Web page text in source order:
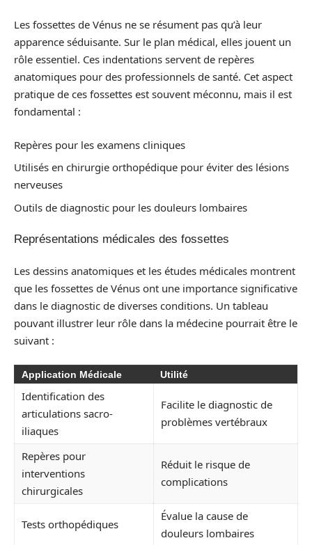
Les fossettes de Vénus ne se résument pas qu’à leur
apparence séduisante. Sur le plan médical, elles jouent un
rôle essentiel. Ces indentations servent de repères
anatomiques pour des professionnels de santé. Cet aspect
pratique de ces fossettes est souvent méconnu, mais il est
fondamental :
Repères pour les examens cliniques
Utilisés en chirurgie orthopédique pour éviter des lésions
nerveuses
Outils de diagnostic pour les douleurs lombaires
Représentations médicales des fossettes
Les dessins anatomiques et les études médicales montrent
que les fossettes de Vénus ont une importance significative
dans le diagnostic de diverses conditions. Un tableau
pouvant illustrer leur rôle dans la médecine pourrait être le
suivant :
Application Médicale Utilité
Identification des
articulations sacro-
iliaques
Facilite le diagnostic de
problèmes vertébraux
Repères pour
interventions
chirurgicales
Réduit le risque de
complications
Tests orthopédiques
Évalue la cause de
douleurs lombaires